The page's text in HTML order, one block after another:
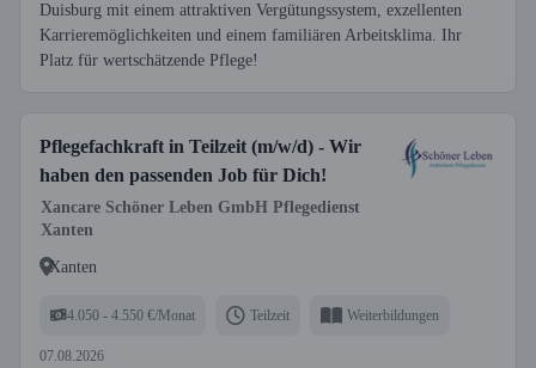
Duisburg mit einem attraktiven Vergütungssystem, exzellenten
Karrieremöglichkeiten und einem familiären Arbeitsklima. Ihr
Platz für wertschätzende Pflege!
Pflegefachkraft in Teilzeit (m/w/d) - Wir
haben den passenden Job für Dich!
Xancare Schöner Leben GmbH Pflegedienst
Xanten
Xanten
4.050 - 4.550 €/Monat Teilzeit Weiterbildungen
07.08.2026